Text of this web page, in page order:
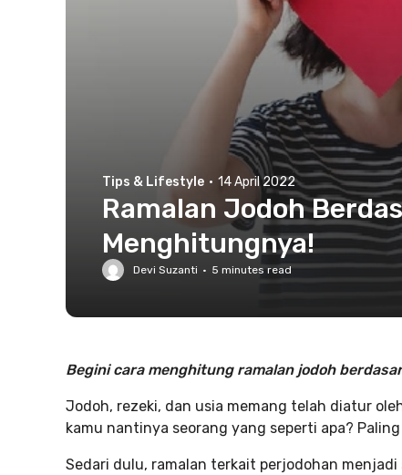
Tips & Lifestyle · 14 April 2022
Ramalan Jodoh
Menghitungnya!
Devi Suzanti · 5 minutes read
Begini cara menghitung ramalan jodoh
Jodoh, rezeki, dan usia memang telah diatur
kamu nantinya seorang yang seperti apa?
Sedari dulu, ramalan terkait perjodohan